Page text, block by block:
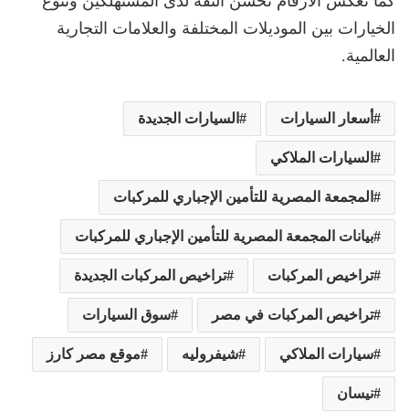
الخيارات بين الموديلات المختلفة والعلامات التجارية
العالمية.
أسعار السيارات السيارات الجديدة
السيارات الملاكي
المجمعة المصرية للتأمين الإجباري للمركبات
بيانات المجمعة المصرية للتأمين الإجباري للمركبات
تراخيص المركبات تراخيص المركبات الجديدة
تراخيص المركبات في مصر سوق السيارات
سيارات الملاكي شيفروليه موقع مصر كارز
نيسان